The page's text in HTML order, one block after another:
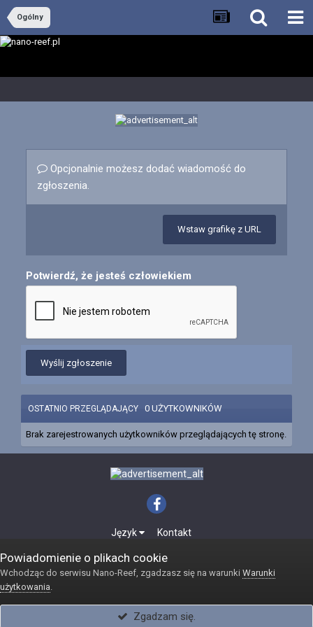
Ogólny
Opcjonalnie możesz dodać wiadomość do
zgłoszenia.
Wstaw grafikę z URL
Potwierdź, że jesteś człowiekiem
Wyślij zgłoszenie
OSTATNIO PRZEGLĄDAJĄCY 0 UŻYTKOWNIKÓW
Brak zarejestrowanych użytkowników przeglądających tę stronę.
Język Kontakt
Internetowy sklep akwarystyczny Reefshop
Powiadomienie o plikach cookie
Wchodząc do serwisu Nano-Reef, zgadzasz się na warunki Warunki
użytkowania.
Zgadzam się.